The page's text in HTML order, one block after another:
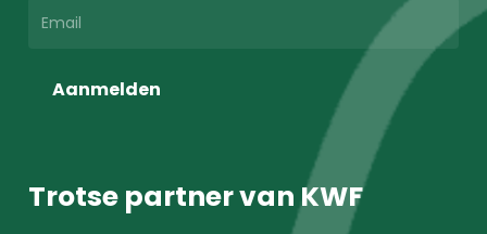
Aanmelden
Trotse partner van KWF